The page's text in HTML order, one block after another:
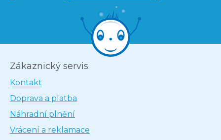
Zákaznický servis
Kontakt
Doprava a platba
Náhradní plnění
Vrácení a reklamace